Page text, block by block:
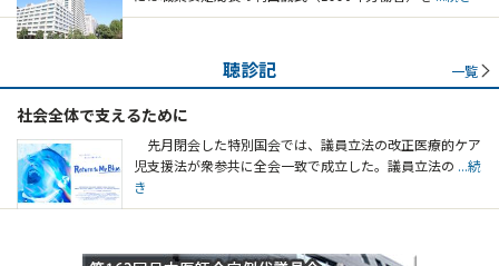
聴診記 一覧
社会全体で支えるために
先月閉会した特別国会では、議員立法の改正医療的ケア
児支援法が衆参共に全会一致で成立した。議員立法の ...続
き